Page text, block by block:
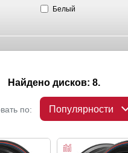
Белый
Найдено дисков: 8.
по: Популярности